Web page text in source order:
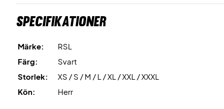
Specifikationer
Märke:
RSL
Färg:
Svart
Storlek:
XS / S / M / L / XL / XXL / XXXL
Kön:
Herr